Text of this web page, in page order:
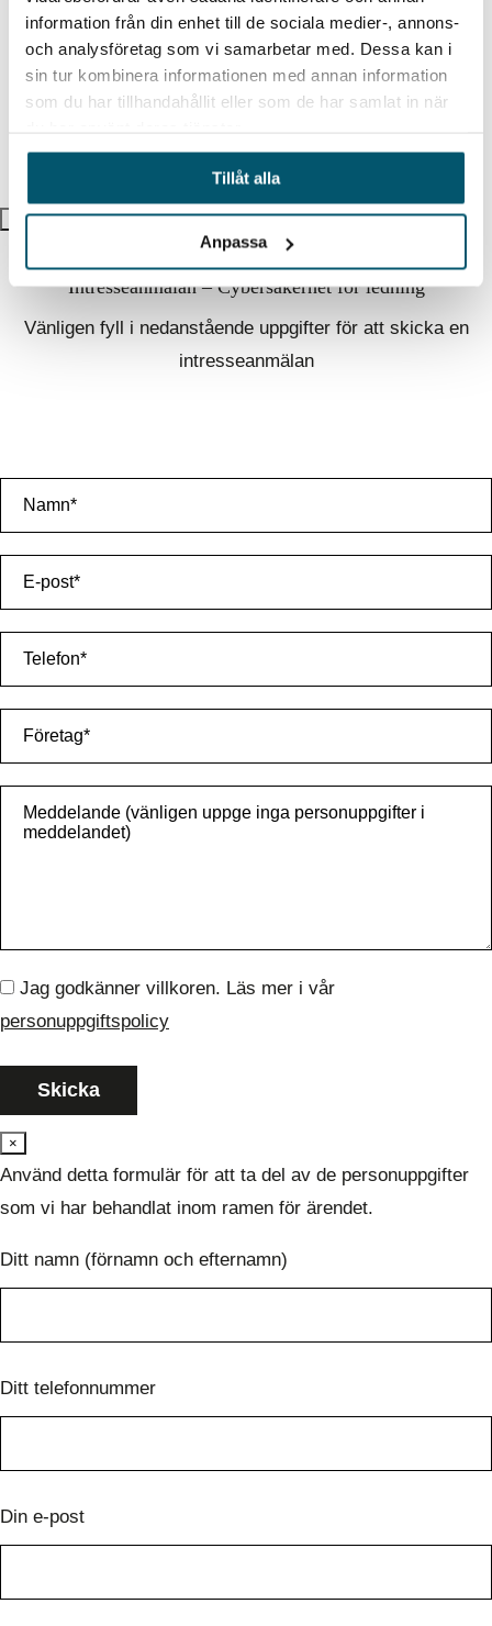
information från din enhet till de sociala medier-, annons-
och analysföretag som vi samarbetar med. Dessa kan i
sin tur kombinera informationen med annan information
som du har tillhandahållit eller som de har samlat in när
Tillåt alla
Anpassa
Jag godkänner villkoren. Läs mer i vår
personuppgiftspolicy
Intresseanmälan – Cybersäkerhet för ledning
Vänligen fyll i nedanstående uppgifter för att skicka en
intresseanmälan
Jag godkänner villkoren. Läs mer i vår
personuppgiftspolicy
×
Använd detta formulär för att ta del av de personuppgifter
som vi har behandlat inom ramen för ärendet.
Ditt namn (förnamn och efternamn)
Ditt telefonnummer
Din e-post